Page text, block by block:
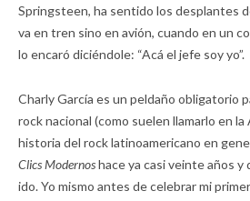
Springsteen, ha sentido los desplantes
va en tren sino en avión, cuando en un
lo encaró diciéndole: “Acá el jefe soy yo”.
Charly García es un peldaño obligatorio
rock nacional (como suelen llamarlo en
historia del rock latinoamericano en
Clics Modernoshace ya casi veinte años
ido. Yo mismo antes de celebrar mi